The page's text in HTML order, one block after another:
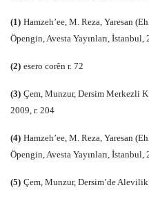
(1) Hamzeh’ee, M. Reza, Yaresan
Öpengin, Avesta Yayınları, İstanbul,
(2) esero corên r. 72
(3) Çem, Munzur, Dersim Merkezli
2009, r. 204
(4) Hamzeh’ee, M. Reza, Yaresan
Öpengin, Avesta Yayınları, İstanbul,
(5) Çem, Munzur, Dersim’de